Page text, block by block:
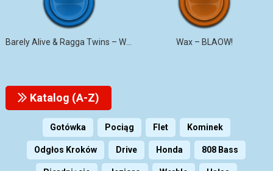
Barely Alive & Ragga Twins – We Set It Wax – BLAOW!
Katalog (A-Z)
Gotówka Pociąg Flet Kominek
Odgłos Kroków Drive Honda 808 Bass